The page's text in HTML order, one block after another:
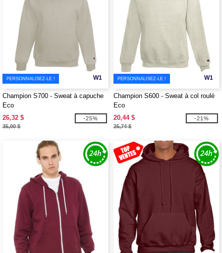
W1
PERSONNALISEZ-LE !
Champion S700 - Sweat à capuche
Eco
26,32 $
35,00 $
-25%
W1
PERSONNALISEZ-LE !
Champion S600 - Sweat à col roulé
Eco
20,44 $
25,74 $
-21%